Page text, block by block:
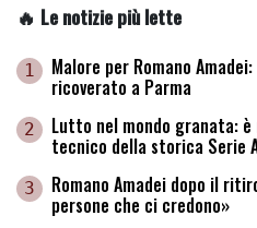
🔥 Le notizie più lette
1 Malore per Romano
ricoverato a Parma
2 Lutto nel mondo granata:
tecnico della storica Serie
3 Romano Amadei dopo il
persone che ci credono»